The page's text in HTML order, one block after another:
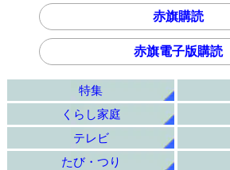
赤旗購読
赤旗電子版購読
特集
くらし家庭
テレビ
たび・つり